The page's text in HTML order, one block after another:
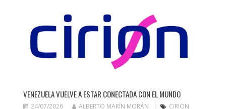
VENEZUELA VUELVE A ESTAR CONECTADA CON EL MUNDO
24/07/2026 ALBERTO MARÍN MORÁN
CIRION